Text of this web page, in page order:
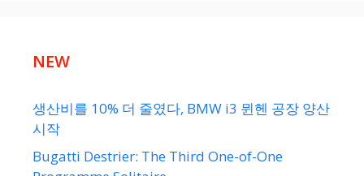
NEW
생산비를 10% 더 줄였다, BMW i3 뮌헨 공장 양산
시작
Bugatti Destrier: The Third One-of-One